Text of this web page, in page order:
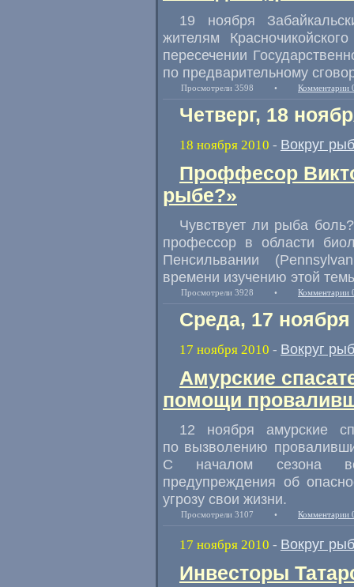
19 ноября
жителям
пересечении
по предварительному
Просмотрели 3598 • Комментарии
Четверг, 18
18 ноября 2010 - Вокруг
Проффесор
рыбе?»
Чувствует ли рыба
профессор в области
Пенсильвании
времени изучению этой
Просмотрели 3928 • Комментарии
Среда, 17 ноября
17 ноября 2010 - Вокруг
Амурские
помощи
12 ноября амурские
по вызволению
С началом сезона
предупреждения об
угрозу свои жизни.
Просмотрели 3107 • Комментарии
17 ноября 2010 - Вокруг
Инвесторы